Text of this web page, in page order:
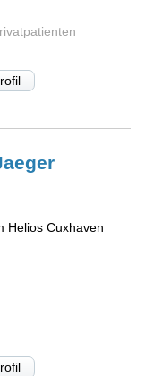
Helios Cuxhaven